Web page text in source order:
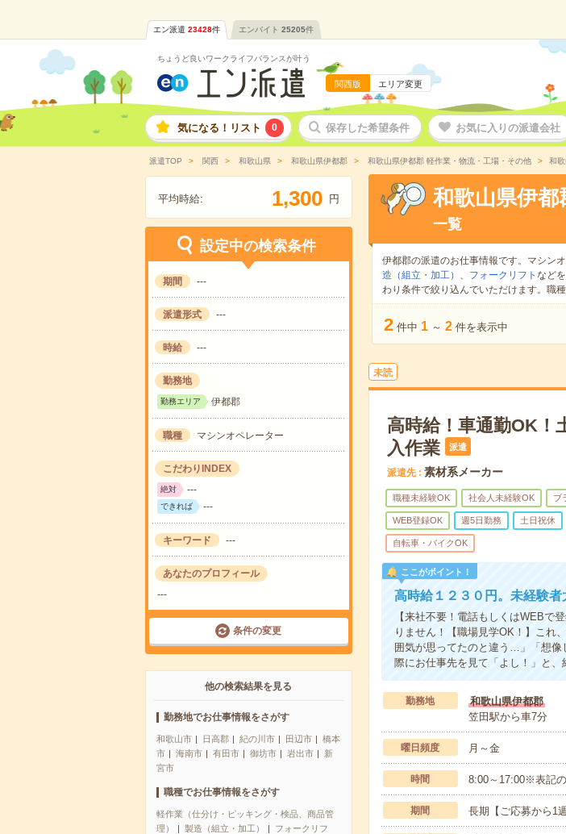
エン派遣 23428件 エンバイト 25205件
ちょうど良いワークライフバランスが叶う
関西版 エリア変更
気になる！リスト 0 保存した希望条件 お気に入りの派遣会社
派遣TOP 関西 和歌山県 和歌山県伊都郡 和歌山県伊都郡 軽作業・物流・工場・その他 和
平均時給: 1,300 円
設定中の検索条件
期間 ---
派遣形式 ---
時給 ---
勤務地
勤務エリア 伊都郡
職種 マシンオペレーター
こだわりINDEX
絶対 ---
できれば ---
キーワード ---
あなたのプロフィール
---
条件の変更
他の検索結果を見る
勤務地でお仕事情報をさがす
和歌山市 日高郡 紀の川市 田辺市
橋本
市
海南市 有田市 御坊市 岩出市
新
宮市
職種でお仕事情報をさがす
軽作業（仕分け・ピッキング・検品、商品管
理）
製造（組立・加工）
フォークリフ
和歌山県伊都
一覧
伊都郡の派遣のお仕事情報です。マシン
造（組立・加工） 、 フォークリフト など
わり条件で絞り込んでいただけます。職種
2 件中 1 ～ 2 件を表示中
未読
高時給！車通勤OK！
入作業
派遣
派遣先 素材系メーカー
職種未経験OK 社会人未経験OK ブ
WEB登録OK 週5日勤務 土日祝休
自転車・バイクOK
ここがポイント！
高時給１２３０円。未経験
【来社不要！電話もしくはWEB
りません！【職場見学OK！】これ
囲気が思ってたのと違う…」「想
際にお仕事先を見て「よし！」と
勤務地
和歌山県伊都郡
笠田駅から車7分
曜日頻度 月～金
時間 8:00～17:00※表記の
期間 長期【ご応募から1